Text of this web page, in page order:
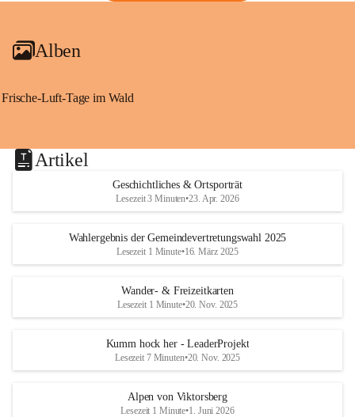
Alben
Frische-Luft-Tage im Wald
Artikel
Geschichtliches & Ortsporträt
Lesezeit 3 Minuten•23. Apr. 2026
Wahlergebnis der Gemeindevertretungswahl 2025
Lesezeit 1 Minute•16. März 2025
Wander- & Freizeitkarten
Lesezeit 1 Minute•20. Nov. 2025
Kumm hock her - LeaderProjekt
Lesezeit 7 Minuten•20. Nov. 2025
Alpen von Viktorsberg
Lesezeit 1 Minute•1. Juni 2026